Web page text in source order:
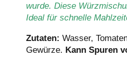
wurde. Diese
Ideal für schnelle
Zutaten: Wasser,
Gewürze. Kann Spuren